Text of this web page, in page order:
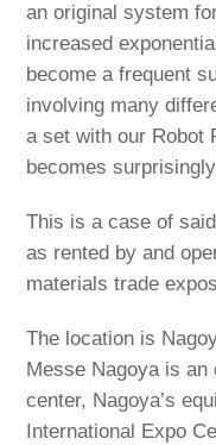
an original system
increased
become a frequent
involving many
a set with our Robot
becomes
This is a case of
as rented by and
materials trade
The location is
Messe Nagoya is
center, Nagoya’s
International Expo